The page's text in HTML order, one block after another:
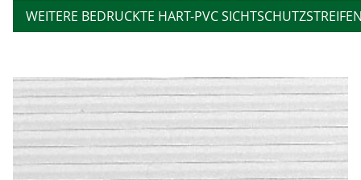
WEITERE BEDRUCKTE HART-PVC